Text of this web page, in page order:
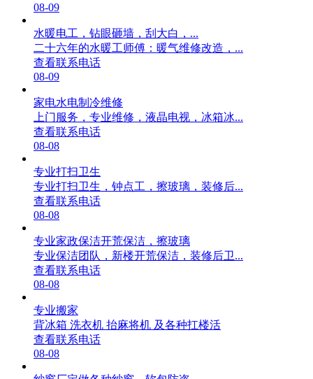
08-09
水暖电工，钻眼砸墙，刮大白，...
二十六年的水暖工师傅：暖气维修改造，...
查看联系电话
08-09
家电水电制冷维修
上门服务，专业维修，液晶电视，冰箱冰...
查看联系电话
08-08
专业打扫卫生
专业打扫卫生，钟点工，擦玻璃，装修后...
查看联系电话
08-08
专业家政保洁开荒保洁，擦玻璃
专业保洁团队，新楼开荒保洁，装修后卫...
查看联系电话
08-08
专业搬家
背冰箱 洗衣机 抬麻将机 及各种扛楼活
查看联系电话
08-08